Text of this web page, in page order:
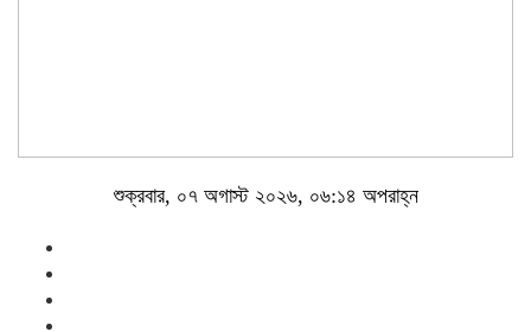
শুক্রবার, ০৭ অগাস্ট ২০২৬, ০৬:১৪ অপরাহ্ন